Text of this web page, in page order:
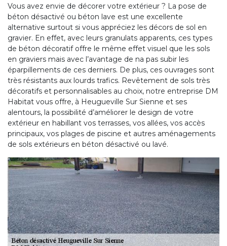
Vous avez envie de décorer votre extérieur ? La pose de
béton désactivé ou béton lave est une excellente
alternative surtout si vous appréciez les décors de sol en
gravier. En effet, avec leurs granulats apparents, ces types
de béton décoratif offre le même effet visuel que les sols
en graviers mais avec l’avantage de na pas subir les
éparpillements de ces derniers. De plus, ces ouvrages sont
très résistants aux lourds trafics. Revêtement de sols très
décoratifs et personnalisables au choix, notre entreprise DM
Habitat vous offre, à Heugueville Sur Sienne et ses
alentours, la possibilité d’améliorer le design de votre
extérieur en habillant vos terrasses, vos allées, vos accès
principaux, vos plages de piscine et autres aménagements
de sols extérieurs en béton désactivé ou lavé.